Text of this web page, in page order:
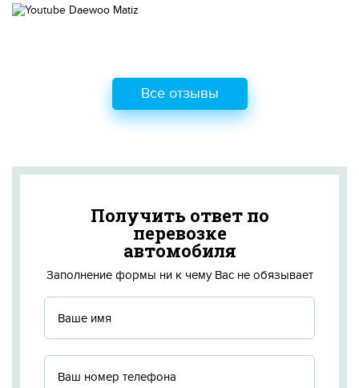
Все отзывы
Получить ответ по
перевозке
автомобиля
Заполнение формы ни к чему Вас не обязывает